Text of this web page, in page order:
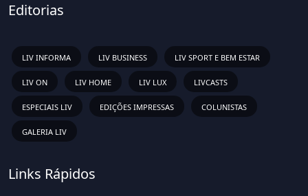
Editorias
LIV INFORMA LIV BUSINESS LIV SPORT E BEM ESTAR
LIV ON LIV HOME LIV LUX LIVCASTS
ESPECIAIS LIV EDIÇÕES IMPRESSAS COLUNISTAS
GALERIA LIV
Links Rápidos